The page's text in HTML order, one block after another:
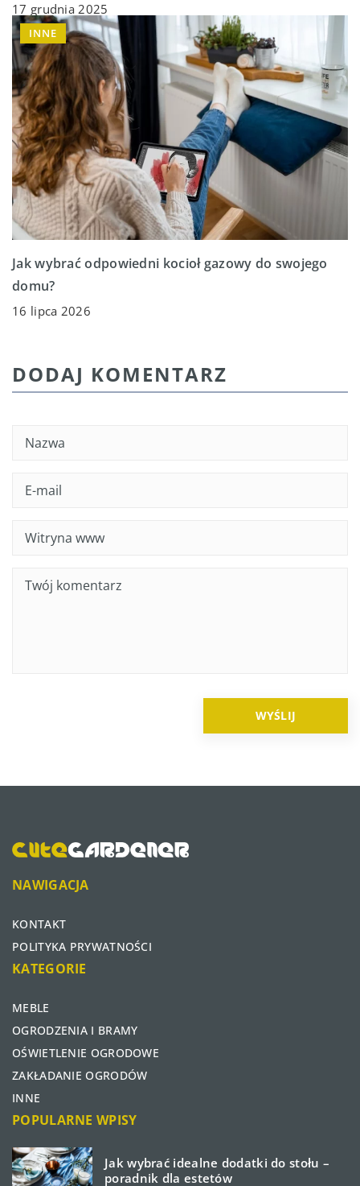
17 grudnia 2025
INNE
Jak wybrać odpowiedni kocioł gazowy do swojego
domu?
16 lipca 2026
DODAJ KOMENTARZ
NAWIGACJA
KONTAKT
POLITYKA PRYWATNOŚCI
KATEGORIE
MEBLE
OGRODZENIA I BRAMY
OŚWIETLENIE OGRODOWE
ZAKŁADANIE OGRODÓW
INNE
POPULARNE WPISY
Jak wybrać idealne dodatki do stołu –
poradnik dla estetów